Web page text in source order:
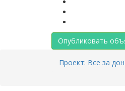
Опубликовать
Проект: Все за